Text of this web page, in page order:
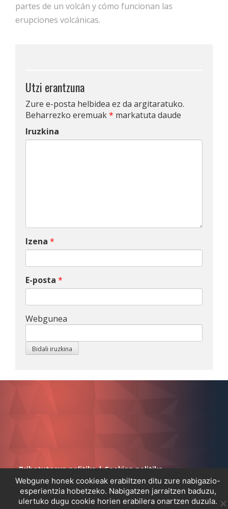
partes de un volcán y cómo funcionan las
erupciones volcánicas.
Utzi erantzuna
Zure e-posta helbidea ez da argitaratuko.
Beharrezko eremuak* markatuta daude
Iruzkina
Izena *
E-posta *
Webgunea
Pribatutasun politika|Cookien politika
Webgune honek cookieak erabiltzen ditu zure nabigazio-
esperientzia hobetzeko. Nabigatzen jarraitzen baduzu,
ulertuko dugu cookie horien erabilera onartzen duzula.